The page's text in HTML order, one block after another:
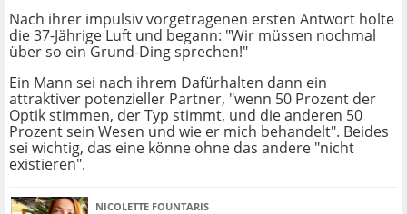
Nach ihrer impulsiv vorgetragenen ersten Antwort holte
die 37-Jährige Luft und begann: "Wir müssen nochmal
über so ein Grund-Ding sprechen!"
Ein Mann sei nach ihrem Dafürhalten dann ein
attraktiver potenzieller Partner, "wenn 50 Prozent der
Optik stimmen, der Typ stimmt, und die anderen 50
Prozent sein Wesen und wie er mich behandelt". Beides
sei wichtig, das eine könne ohne das andere "nicht
existieren".
NICOLETTE FOUNTARIS